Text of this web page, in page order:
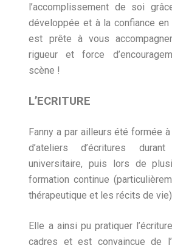
l’accomplissement de soi
développée et à la confiance
est prête à vous
rigueur et force
scène !
L’ECRITURE
Fanny a par ailleurs été formée
d’ateliers d’écritures
universitaire, puis lors de
formation continue
thérapeutique et les récits de vie).
Elle a ainsi pu pratiquer
cadres et est convaincue de